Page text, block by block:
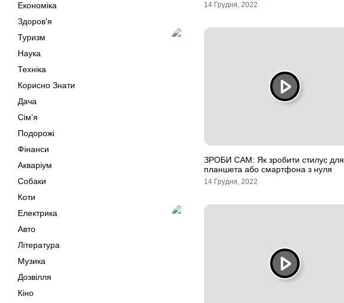
Економіка
Здоров'я
Туризм
Наука
Техніка
Корисно Знати
Дача
Сім'я
Подорожі
Фінанси
Акваріум
Собаки
Коти
Електрика
Авто
Література
Музика
Дозвілля
Кіно
14 Грудня, 2022
ЗРОБИ САМ: Як зробити стилус для
планшета або смартфона з нуля
14 Грудня, 2022